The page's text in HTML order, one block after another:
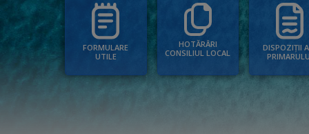
FORMULARE
UTILE
HOTĂRÂRI
CONSILIUL LOCAL
DISPOZIȚII